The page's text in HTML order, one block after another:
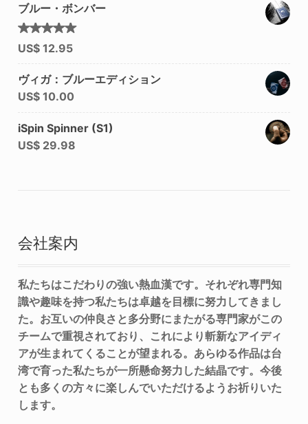
ブルー・ボンバー
5段階中
4.92の
US$12.95
ヴィガ：ブルーエディション
US$10.00
iSpin Spinner (S1)
US$29.98
会社案内
私たちはこだわりの強い熱血漢です。それぞれ専門知
識や趣味を持つ私たちは卓越を目標に努力してきまし
た。お互いの仲良さと多分野にまたがる専門家がこの
チームで重視されており、これにより斬新なアイディ
アが生まれてくることが望まれる。あらゆる作品は台
湾で育った私たちが一所懸命努力した結晶です。今後
とも多くの方々に楽しんでいただけるようお祈りいた
します。